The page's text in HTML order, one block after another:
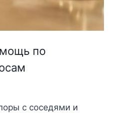
по
с соседями и